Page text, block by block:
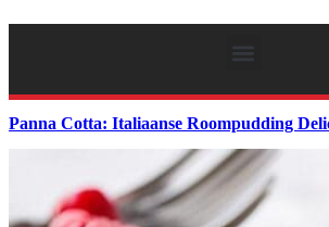
Panna Cotta: Italiaanse Roompudding